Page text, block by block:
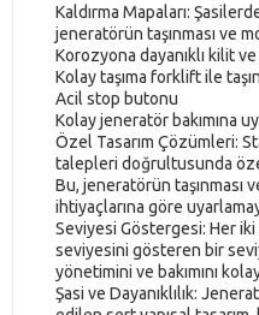
Kaldırma Mapaları:
jeneratörün taşınması ve
Korozyona dayanıklı kilit
Kolay taşıma forklift ile
Acil stop butonu
Kolay jeneratör bakımına
Özel Tasarım Çözümleri:
talepleri doğrultusunda
Bu, jeneratörün taşınması
ihtiyaçlarına göre
Seviyesi Göstergesi: Her
seviyesini gösteren bir
yönetimini ve bakımını
Şasi ve Dayanıklılık: